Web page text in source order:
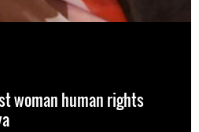
woman human rights